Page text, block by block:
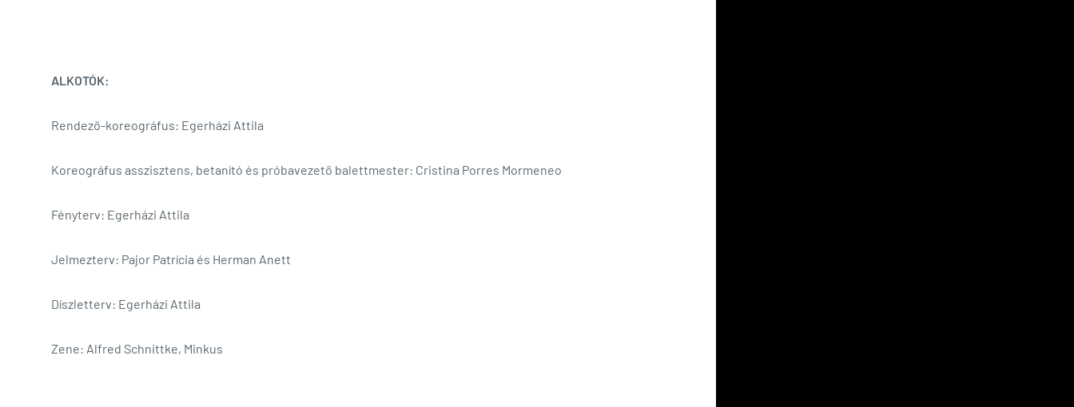
ALKOTÓK:
Rendező-koreográfus: Egerházi Attila
Koreográfus asszisztens, betanító és próbavezető balettmester: Cristina Porres Mormeneo
Fényterv: Egerházi Attila
Jelmezterv: Pajor Patrícia és Herman Anett
Díszletterv: Egerházi Attila
Zene: Alfred Schnittke, Minkus